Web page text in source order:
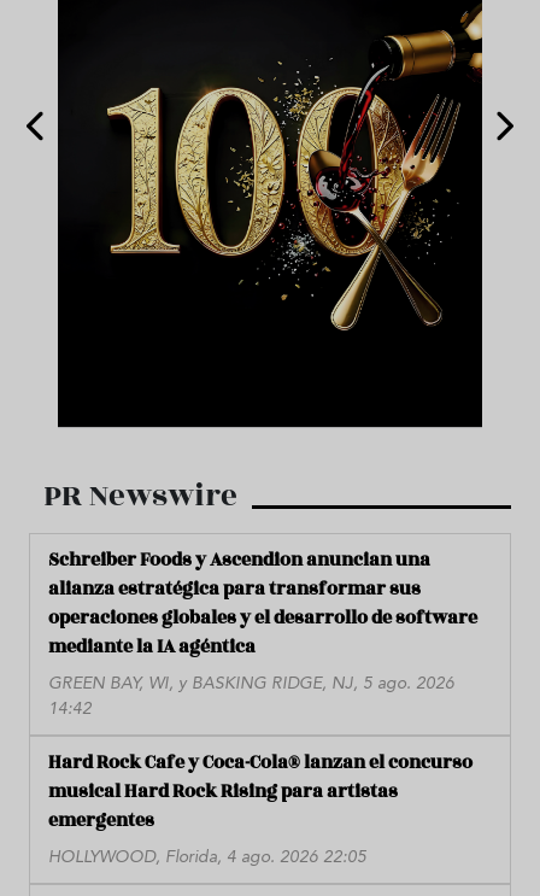
PR Newswire
Schreiber Foods y Ascendion anuncian una
alianza estratégica para transformar sus
operaciones globales y el desarrollo de software
mediante la IA agéntica
GREEN BAY, WI, y BASKING RIDGE, NJ, 5 ago. 2026
14:42
Hard Rock Cafe y Coca-Cola® lanzan el concurso
musical Hard Rock Rising para artistas
emergentes
HOLLYWOOD, Florida, 4 ago. 2026 22:05